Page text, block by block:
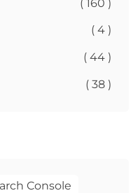
( 160 )
( 4 )
( 44 )
( 38 )
Console